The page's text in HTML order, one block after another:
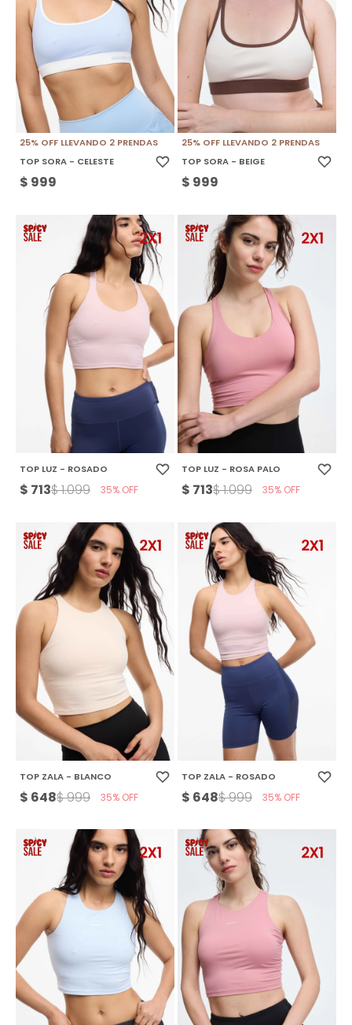
25% OFF LLEVANDO 2 PRENDAS
TOP SORA - CELESTE
$ 999
25% OFF LLEVANDO 2 PRENDAS
TOP SORA - BEIGE
$ 999
TOP LUZ - ROSADO
$ 713$1.099 35
TOP LUZ - ROSA PALO
$ 713$1.099 35
TOP ZALA - BLANCO
$ 648$999 35
TOP ZALA - ROSADO
$ 648$999 35